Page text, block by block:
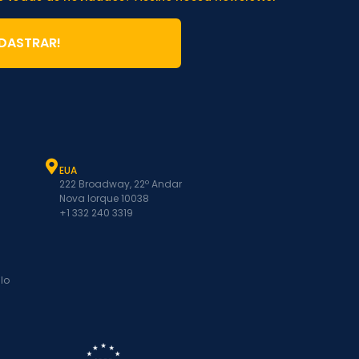
EUA
222 Broadway, 22º Andar
Nova Iorque 10038
+1 332 240 3319